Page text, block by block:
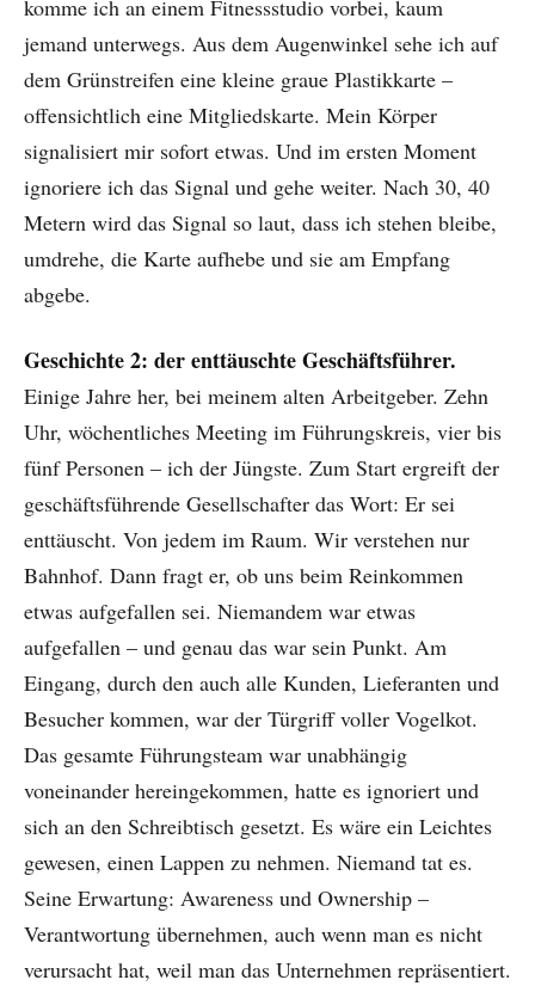
komme ich an einem Fitnessstudio vorbei, kaum
jemand unterwegs. Aus dem Augenwinkel sehe ich auf
dem Grünstreifen eine kleine graue Plastikkarte –
offensichtlich eine Mitgliedskarte. Mein Körper
signalisiert mir sofort etwas. Und im ersten Moment
ignoriere ich das Signal und gehe weiter. Nach 30, 40
Metern wird das Signal so laut, dass ich stehen bleibe,
umdrehe, die Karte aufhebe und sie am Empfang
abgebe.
Geschichte 2: der enttäuschte Geschäftsführer.
Einige Jahre her, bei meinem alten Arbeitgeber. Zehn
Uhr, wöchentliches Meeting im Führungskreis, vier bis
fünf Personen – ich der Jüngste. Zum Start ergreift der
geschäftsführende Gesellschafter das Wort: Er sei
enttäuscht. Von jedem im Raum. Wir verstehen nur
Bahnhof. Dann fragt er, ob uns beim Reinkommen
etwas aufgefallen sei. Niemandem war etwas
aufgefallen – und genau das war sein Punkt. Am
Eingang, durch den auch alle Kunden, Lieferanten und
Besucher kommen, war der Türgriff voller Vogelkot.
Das gesamte Führungsteam war unabhängig
voneinander hereingekommen, hatte es ignoriert und
sich an den Schreibtisch gesetzt. Es wäre ein Leichtes
gewesen, einen Lappen zu nehmen. Niemand tat es.
Seine Erwartung: Awareness und Ownership –
Verantwortung übernehmen, auch wenn man es nicht
verursacht hat, weil man das Unternehmen repräsentiert.